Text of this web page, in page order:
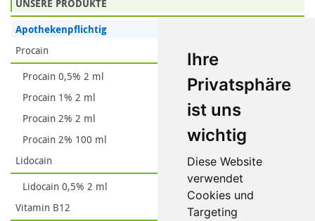
Ihre
Privatsphäre
ist uns
wichtig
Diese Website
verwendet
Cookies und
Targeting
UNSERE PRODUKTE
Apothekenpflichtig
Procain
Procain 0,5% 2 ml
Procain 1% 2 ml
Procain 2% 2 ml
Procain 2% 100 ml
Lidocain
Lidocain 0,5% 2 ml
Vitamin B12